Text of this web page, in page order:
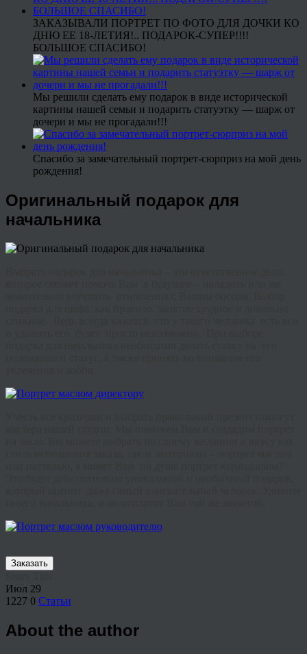
ЗАКАЗЫВАЛИ ПОРТРЕТ ПО ФОТО ДЛЯ ДОЧКИ КО
ДНЮ ЕЕ 18-ЛЕТИЯ!.. ПОДАРОК-СУПЕР!!!!
БОЛЬШОЕ СПАСИБО!
Мы решили сделать ему подарок в виде исторической
картины нашей семьи и подарить статуэтку — шарж от
дочери и мы не прогадали!!!
Спасибо за замечательный портрет-сюрприз на мой день
рождения!
Оригинальный подарок для
начальника
Заказать
Июл 29
1227 0 Статьи
About the author